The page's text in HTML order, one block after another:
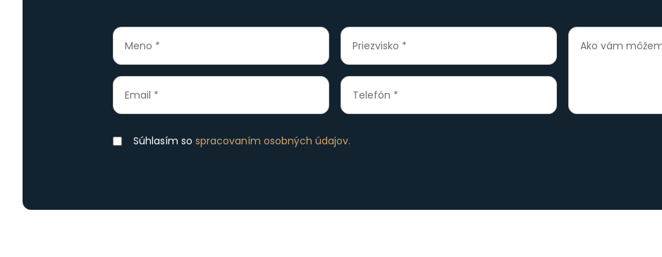
Súhlasím so spracovaním osobných údajov.